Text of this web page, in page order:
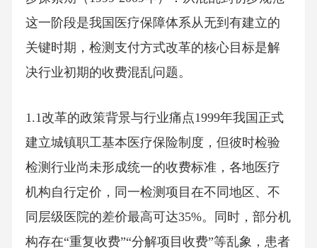
这一阶段是我国医疗保障体系从无到有建立的
关键时期，检测支付方式改革的核心目标是解
决行业初期的收费混乱问题。
1.1改革的政策背景与行业痛点1999年我国正式
建立城镇职工基本医疗保险制度，但彼时检验
检测行业尚未形成统一的收费标准，各地医疗
机构自行定价，同一检测项目在不同地区、不
同层级医院的差价最高可达35%。同时，部分机
构存在“重复收费”“分解项目收费”等乱象，患者